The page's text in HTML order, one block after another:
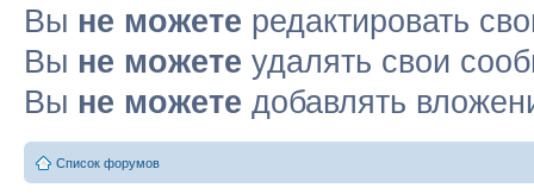
Вы не можете редактировать
Вы не можете удалять свои
Вы не можете добавлять
Список форумов